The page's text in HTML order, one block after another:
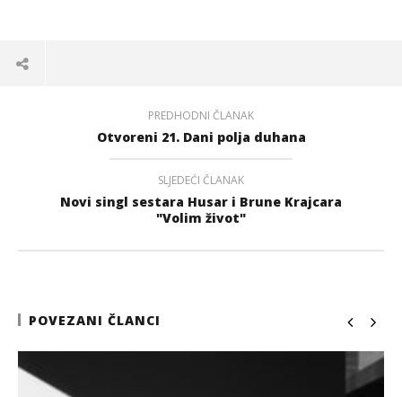
PREDHODNI ČLANAK
Otvoreni 21. Dani polja duhana
SLJEDEĆI ČLANAK
Novi singl sestara Husar i Brune Krajcara
"Volim život"
POVEZANI ČLANCI